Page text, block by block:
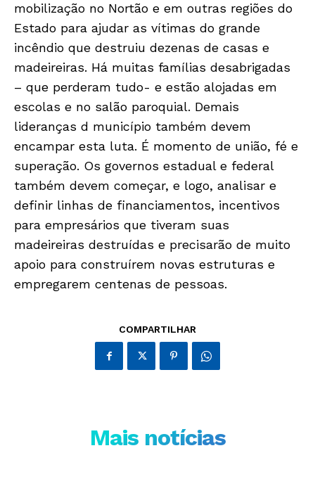
Só Notícias
mobilização no Nortão e em outras regiões do
Estado para ajudar as vítimas do grande
incêndio que destruiu dezenas de casas e
madeireiras. Há muitas famílias desabrigadas
– que perderam tudo- e estão alojadas em
escolas e no salão paroquial. Demais
lideranças d município também devem
encampar esta luta. É momento de união, fé e
superação. Os governos estadual e federal
também devem começar, e logo, analisar e
definir linhas de financiamentos, incentivos
para empresários que tiveram suas
madeireiras destruídas e precisarão de muito
apoio para construírem novas estruturas e
empregarem centenas de pessoas.
COMPARTILHAR
Mais notícias